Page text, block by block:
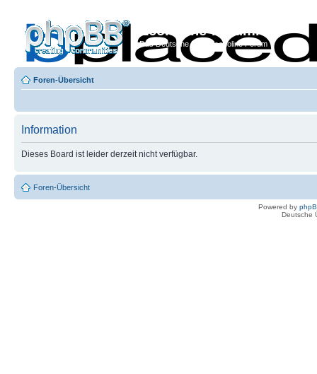
Econoline-Forum.de
Das Deutsche Ford Econoline Forum
Foren-Übersicht
Information
Dieses Board ist leider derzeit nicht verfügbar.
Foren-Übersicht
Powered by
Deutsche